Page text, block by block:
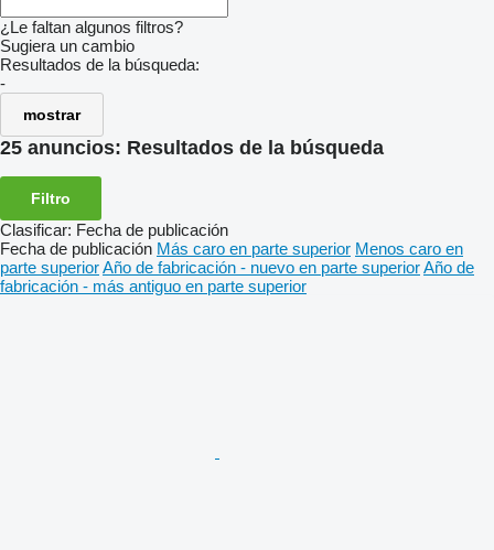
¿Le faltan algunos filtros?
Sugiera un cambio
Resultados de la búsqueda:
-
mostrar
25 anuncios: Resultados de la búsqueda
Filtro
Clasificar: Fecha de publicación
Fecha de publicación Más caro en parte superior Menos caro en
parte superiorAño de fabricación - nuevo en parte superiorAño de
fabricación - más antiguo en parte superior